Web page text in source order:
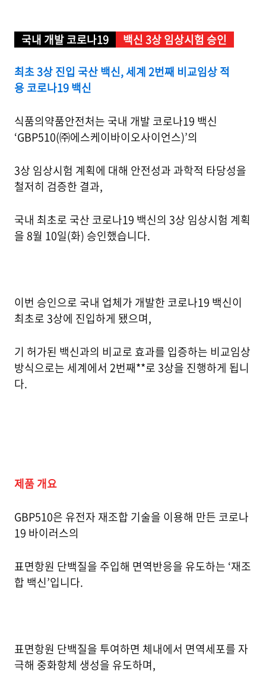
국내 개발 코로나19
백신 3상 임상시험 승인
최초 3상 진입 국산 백신, 세계 2번째 비교임상 적
용 코로나19 백신
식품의약품안전처는 국내 개발 코로나19 백신
‘GBP510(㈜에스케이바이오사이언스)’의
3상 임상시험 계획에 대해 안전성과 과학적 타당성을
철저히 검증한 결과,
국내 최초로 국산 코로나19 백신의 3상 임상시험 계획
을 8월 10일(화) 승인했습니다.
이번 승인으로 국내 업체가 개발한 코로나19 백신이
최초로 3상에 진입하게 됐으며,
기 허가된 백신과의 비교로 효과를 입증하는 비교임상
방식으로는 세계에서 2번째**로 3상을 진행하게 됩니
다.
제품 개요
GBP510은 유전자 재조합 기술을 이용해 만든 코로나
19 바이러스의
표면항원 단백질을 주입해 면역반응을 유도하는 ‘재조
합 백신’입니다.
표면항원 단백질을 투여하면 체내에서 면역세포를 자
극해 중화항체 생성을 유도하며,